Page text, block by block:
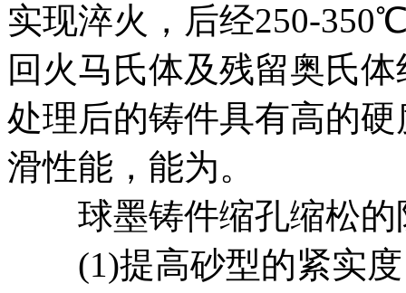
实现淬火，后经250-
回火马氏体及残留奥氏
处理后的铸件具有高的
滑性能，能为。
球墨铸件缩孔缩松的
(1)提高砂型的紧实度